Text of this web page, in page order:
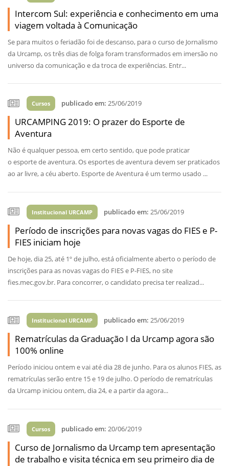
Intercom Sul: experiência e conhecimento em uma
viagem voltada à Comunicação
Se para muitos o feriadão foi de descanso, para o curso de Jornalismo
da Urcamp, os três dias de folga foram transformados em imersão no
universo da comunicação e da troca de experiências. Entr...
Cursos publicado em: 25/06/2019
URCAMPING 2019: O prazer do Esporte de
Aventura
Não é qualquer pessoa, em certo sentido, que pode praticar
o esporte de aventura. Os esportes de aventura devem ser praticados
ao ar livre, a céu aberto. Esporte de Aventura é um termo usado ...
Institucional URCAMP publicado em: 25/06/2019
Período de inscrições para novas vagas do FIES e P-
FIES iniciam hoje
De hoje, dia 25, até 1º de julho, está oficialmente aberto o período de
inscrições para as novas vagas do FIES e P-FIES, no site
fies.mec.gov.br. Para concorrer, o candidato precisa ter realizad...
Institucional URCAMP publicado em: 25/06/2019
Rematrículas da Graduação I da Urcamp agora são
100% online
Período iniciou ontem e vai até dia 28 de junho. Para os alunos FIES, as
rematrículas serão entre 15 e 19 de julho. O período de rematrículas
da Urcamp iniciou ontem, dia 24, e a partir da agora...
Cursos publicado em: 20/06/2019
Curso de Jornalismo da Urcamp tem apresentação
de trabalho e visita técnica em seu primeiro dia de